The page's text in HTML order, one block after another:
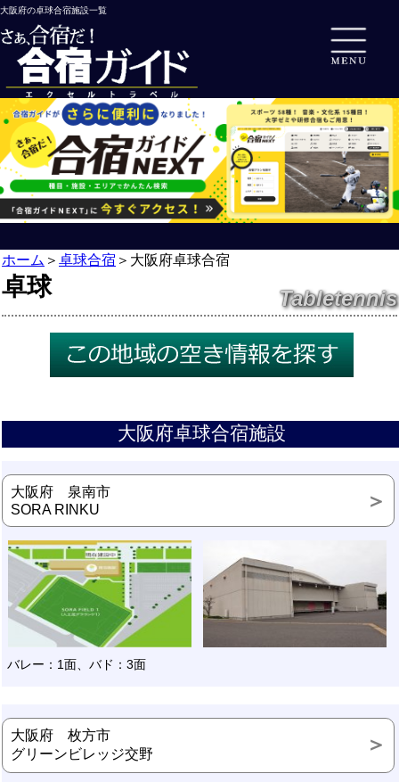
大阪府の卓球合宿施設一覧
ホーム ＞ 卓球合宿 ＞ 大阪府卓球合宿
卓球 Tabletennis
大阪府卓球合宿施設
大阪府 泉南市
SORA RINKU
バレー：1面、バド：3面
大阪府 枚方市
グリーンビレッジ交野